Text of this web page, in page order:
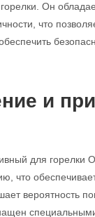
Он
что
и
для горелки
что
вероятность